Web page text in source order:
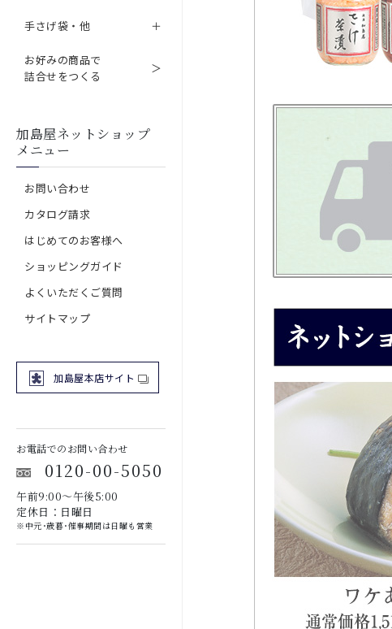
手さげ袋・他
お好みの商品で
詰合せをつくる
加島屋ネットショップ
メニュー
お問い合わせ
カタログ請求
はじめてのお客様へ
ショッピングガイド
よくいただくご質問
サイトマップ
加島屋本店サイト
お電話でのお問い合わせ
0120-00-5050
午前9:00～午後5:00
定休日：日曜日
※中元･歳暮･催事期間は日曜も営業